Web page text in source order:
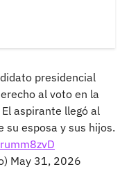
presidencial
al voto en la
aspirante llegó al
su esposa y sus hijos.
May 31, 2026